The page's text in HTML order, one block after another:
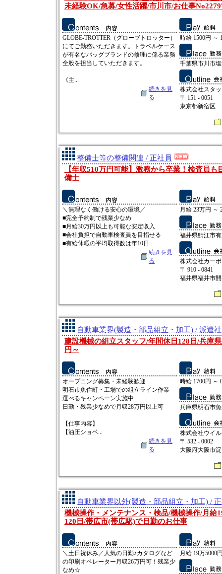
未経験OK/急募/女性活躍/市川市/お仕事
GLOBE-TROTTER（グローブトロッター）
にてご勤務いただきます。トラベルケース
が有名なバッグブランドの修理に係る業務
全般を担当していただきます。
《主...
続きを見
る
時給 1500円 ～
千葉県市川市
株式会社スタ
〒 151 - 0051
東京都新宿区
整備士等の整備関連 / 正社員
【年収510万円可能】激務から卒業！検査員も
備士
＼無理なく働ける安心の環境／
■完全予約制で残業少なめ
■月給30万円以上も可能な安定収入
■会社負担で自動車検査員を目指せる
■有給休暇の平均取得数は年10日...
続きを見
る
月給 23万円 ～
福井県鯖江市
株式会社カーボ
〒 910 - 0841
福井県福井市
自動車業界(製造・部品組立・加工) / 派遣
建設機械の組立スタッフ/年間休日128日/兵庫
円～
オープニング募集・未経験歓迎
明石市魚住町・工場での組立ライン作業
選べるキャンペーン実施中
日勤・残業少なめで月収28万円以上可
【仕事内容】
【油圧ショベ...
続きを見
る
時給 1700円 ～
兵庫県明石市
株式会社ウイ
〒 532 - 0002
大阪府大阪市
自動車業界以外(製造・部品組立・加工) /
機械操作・メンテナンス・検品/機械操作/月給
120日/帯広市(帯広駅)で日勤のお仕事
＼土日祝休み／人気の日勤♪カタログなど
の印刷オペレーター月収26万円可！残業少
なめ☆
月給 19万5000